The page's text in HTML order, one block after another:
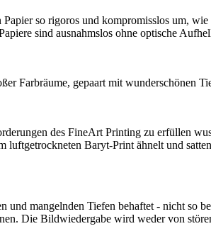
so rigoros und kompromisslos um,
sind ausnahmslos ohne optische
Farbräume, gepaart mit wunderschönen
des FineArt Printing zu erfüllen
luftgetrockneten Baryt-Print ähnelt und
und mangelnden Tiefen behaftet - nicht so
Die Bildwiedergabe wird weder von